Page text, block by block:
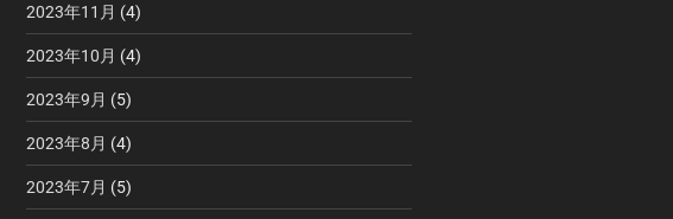
2023年11月 (4)
2023年10月 (4)
2023年9月 (5)
2023年8月 (4)
2023年7月 (5)